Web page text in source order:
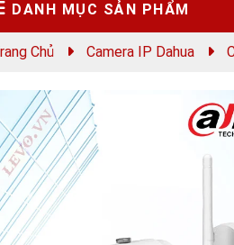
DANH MỤC SẢN PHẨM
Chủ Camera IP Dahua